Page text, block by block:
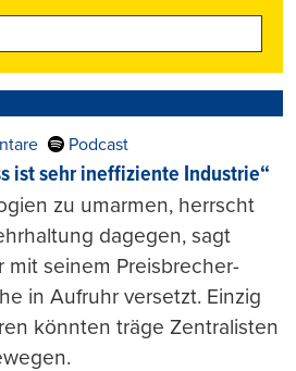
Podcast
ist sehr ineffiziente Industrie“
zu umarmen, herrscht
dagegen, sagt
mit seinem Preisbrecher-
in Aufruhr versetzt. Einzig
könnten träge Zentralisten